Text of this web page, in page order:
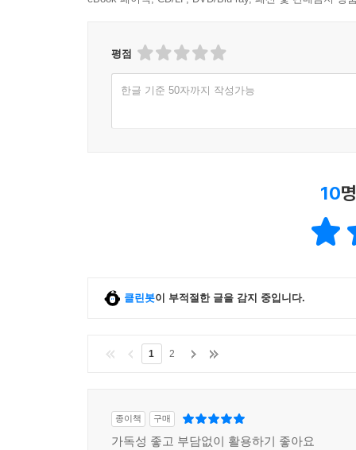
평점
한글 기준 50자까지 작성가능
10
클린봇이 부적절한 글을 감지 중입니다.
1 2
종이책 구매
가독성 좋고 부담없이 활용하기 좋아요